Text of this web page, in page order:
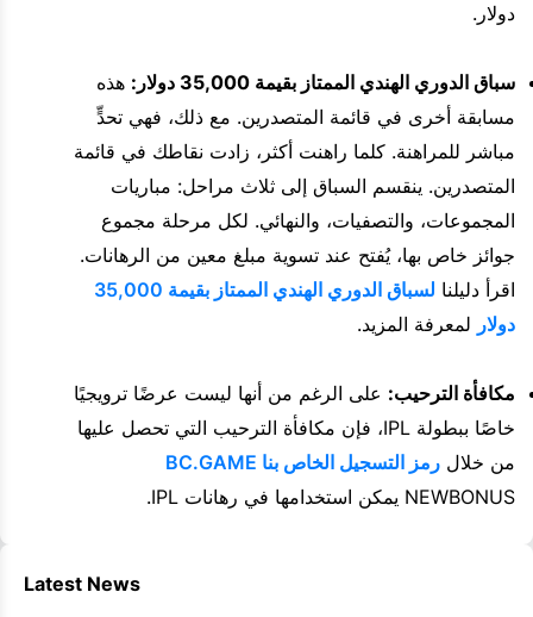
دولار.
سباق الدوري الهندي الممتاز بقيمة 35,000 دولار:
هذه
مسابقة أخرى في قائمة المتصدرين. مع ذلك، فهي تحدٍّ
مباشر للمراهنة. كلما راهنت أكثر، زادت نقاطك في قائمة
المتصدرين. ينقسم السباق إلى ثلاث مراحل: مباريات
المجموعات، والتصفيات، والنهائي. لكل مرحلة مجموع
جوائز خاص بها، يُفتح عند تسوية مبلغ معين من الرهانات.
اقرأ دليلنا
لسباق الدوري الهندي الممتاز بقيمة 35,000
دولار لمعرفة المزيد.
مكافأة الترحيب: على الرغم من أنها ليست عرضًا ترويجيًا
خاصًا ببطولة IPL، فإن مكافأة الترحيب التي تحصل عليها
من خلال رمز التسجيل الخاص بنا BC.GAME
NEWBONUS يمكن استخدامها في رهانات IPL.
Latest News